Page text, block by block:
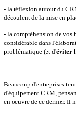
- la réflexion autour du
découlent de la mise en
- la compréhension de vos
considérable dans
problématique (et d'éviter
Beaucoup d'entreprises
d'équipement CRM,
en oeuvre de ce dernier. Il